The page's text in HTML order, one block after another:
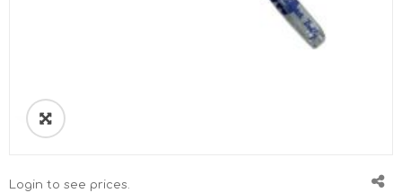
Login to see prices.